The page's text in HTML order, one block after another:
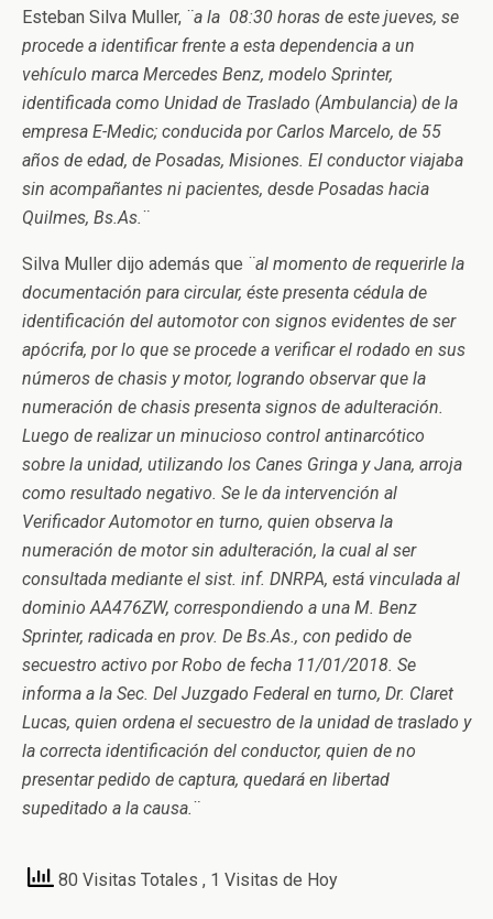
Esteban Silva Muller, ¨a la 08:30 horas de este jueves, se
procede a identificar frente a esta dependencia a un
vehículo marca Mercedes Benz, modelo Sprinter,
identificada como Unidad de Traslado (Ambulancia) de la
empresa E-Medic; conducida por Carlos Marcelo, de 55
años de edad, de Posadas, Misiones. El conductor viajaba
sin acompañantes ni pacientes, desde Posadas hacia
Quilmes, Bs.As.¨
Silva Muller dijo además que ¨al momento de requerirle la
documentación para circular, éste presenta cédula de
identificación del automotor con signos evidentes de ser
apócrifa, por lo que se procede a verificar el rodado en sus
números de chasis y motor, logrando observar que la
numeración de chasis presenta signos de adulteración.
Luego de realizar un minucioso control antinarcótico
sobre la unidad, utilizando los Canes Gringa y Jana, arroja
como resultado negativo. Se le da intervención al
Verificador Automotor en turno, quien observa la
numeración de motor sin adulteración, la cual al ser
consultada mediante el sist. inf. DNRPA, está vinculada al
dominio AA476ZW, correspondiendo a una M. Benz
Sprinter, radicada en prov. De Bs.As., con pedido de
secuestro activo por Robo de fecha 11/01/2018. Se
informa a la Sec. Del Juzgado Federal en turno, Dr. Claret
Lucas, quien ordena el secuestro de la unidad de traslado y
la correcta identificación del conductor, quien de no
presentar pedido de captura, quedará en libertad
supeditado a la causa.¨
80 Visitas Totales , 1 Visitas de Hoy